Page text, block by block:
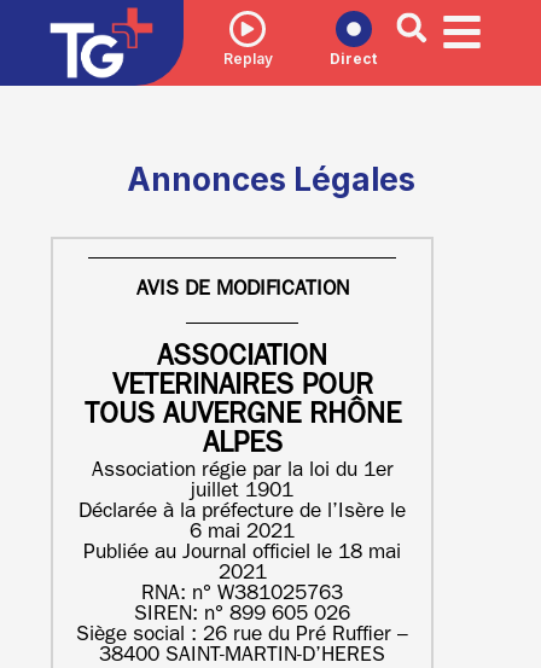
Replay Direct
Annonces Légales
AVIS DE MODIFICATION
ASSOCIATION
VETERINAIRES POUR
TOUS AUVERGNE RHÔNE
ALPES
Association régie par la loi du 1er
juillet 1901
Déclarée à la préfecture de l’Isère le
6 mai 2021
Publiée au Journal officiel le 18 mai
2021
RNA: n° W381025763
SIREN: n° 899 605 026
Siège social : 26 rue du Pré Ruffier –
38400 SAINT-MARTIN-D’HERES